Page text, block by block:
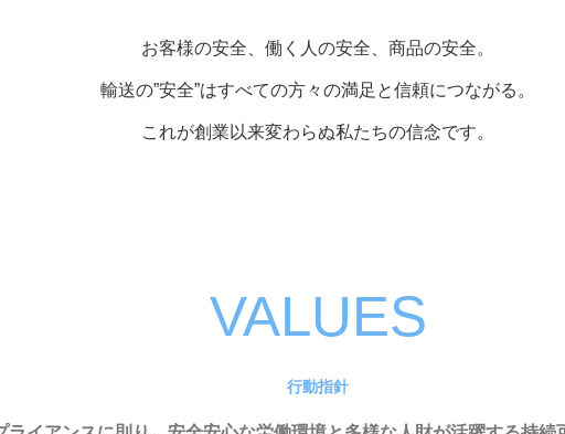
お客様の安全、働く人の安全、商品の安全。
輸送の”安全”はすべての方々の満足と信頼につながる。
これが創業以来変わらぬ私たちの信念です。
VALUES
行動指針